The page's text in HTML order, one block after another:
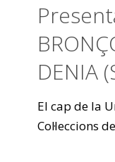
DENIA
El cap de la
Col·leccions